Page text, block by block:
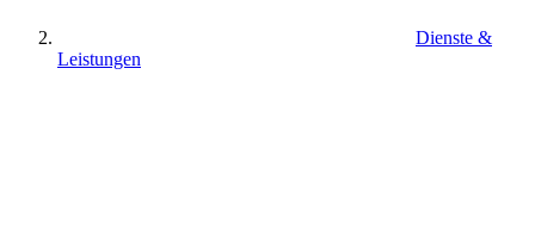
Dienste &
Leistungen